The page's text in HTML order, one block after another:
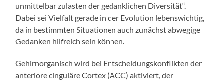
unmittelbar zulasten der gedanklichen Diversität“.
Dabei sei Vielfalt gerade in der Evolution lebenswichtig,
da in bestimmten Situationen auch zunächst abwegige
Gedanken hilfreich sein können.
Gehirnorganisch wird bei Entscheidungskonflikten der
anteriore cinguläre Cortex (ACC) aktiviert, der